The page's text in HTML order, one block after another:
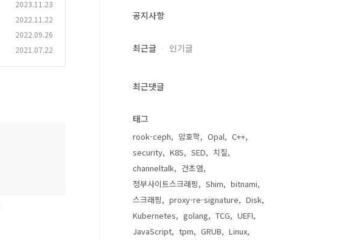
2023.11.23
2022.11.22
2022.09.26
2021.07.22
공지사항
최근글 인기글
최근댓글
태그
rook-ceph 암호학 Opal
C++
security
K8S SED
치질
channeltalk
건초염
정부사이트스크래핑
Shim
bitnami
스크래핑
proxy-re-signature
Disk
Kubernetes
golang TCG
UEFI
JavaScript
tpm GRUB
Linux